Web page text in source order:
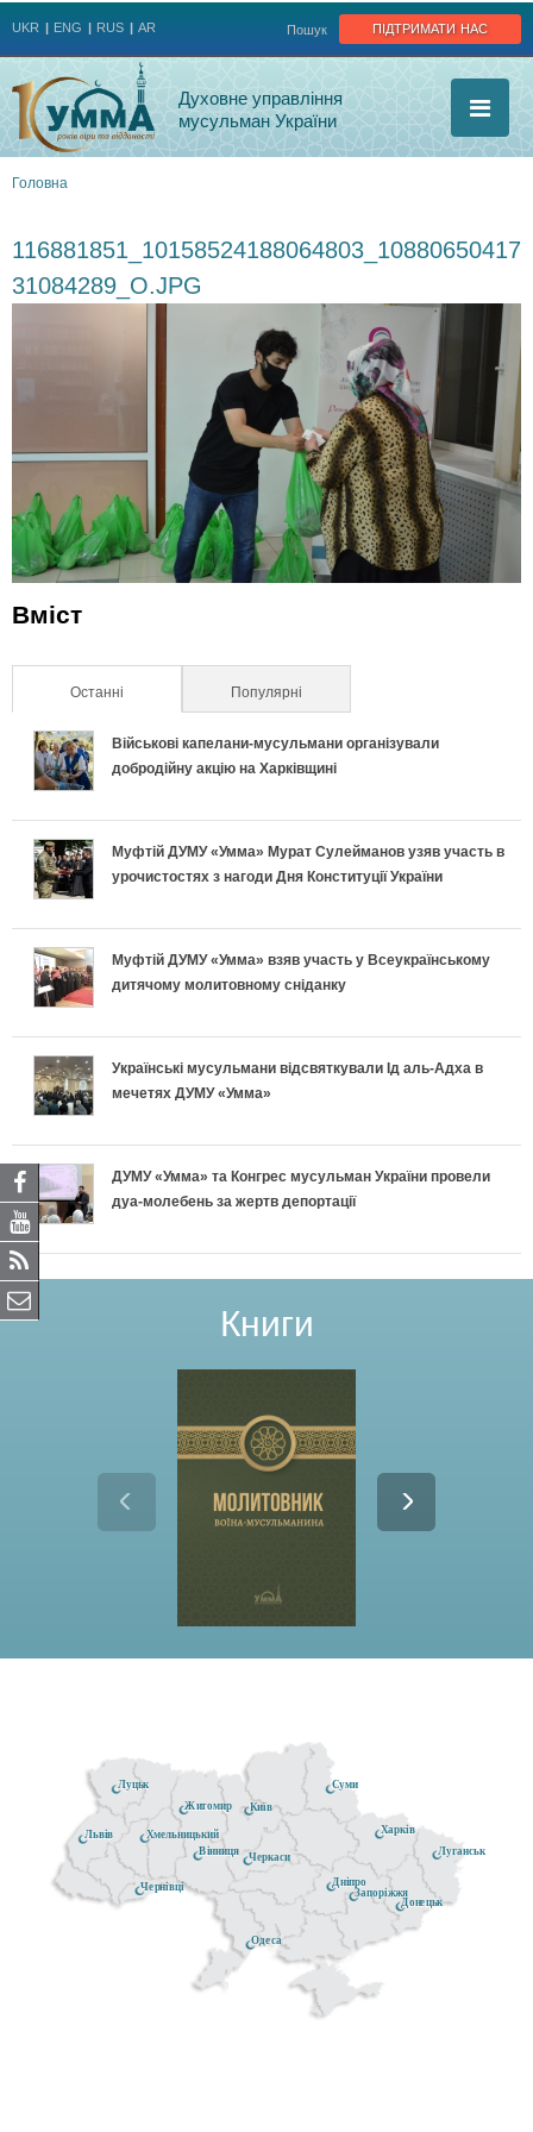
підтримати нас
Пошук
UKR ENG RUS AR
Духовне управління
мусульман України
Головна
116881851_10158524188064803_10880650417
31084289_O.JPG
Вміст
Останні (активна вкладка)Популярні
Військові капелани-мусульмани організували
добродійну акцію на Харківщині
Муфтій ДУМУ «Умма» Мурат Сулейманов узяв участь в
урочистостях з нагоди Дня Конституції України
Муфтій ДУМУ «Умма» взяв участь у Всеукраїнському
дитячому молитовному сніданку
Українські мусульмани відсвяткували Ід аль-Адха в
мечетях ДУМУ «Умма»
ДУМУ «Умма» та Конгрес мусульман України провели
дуа-молебень за жертв депортації
Книги
Донецьк
Житомир
Черкаси
Чернівці
Київ
Луганськ
Хмельницький
Луцьк
Дніпро
Одеса
Суми
Вінниця
Запоріжжя
Львів Харків